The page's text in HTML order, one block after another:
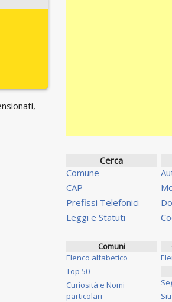
Cerca
Comune
CAP
Prefissi Telefonici
Leggi e Statuti
Comuni
Elenco alfabetico
Top 50
Curiosità e Nomi
particolari